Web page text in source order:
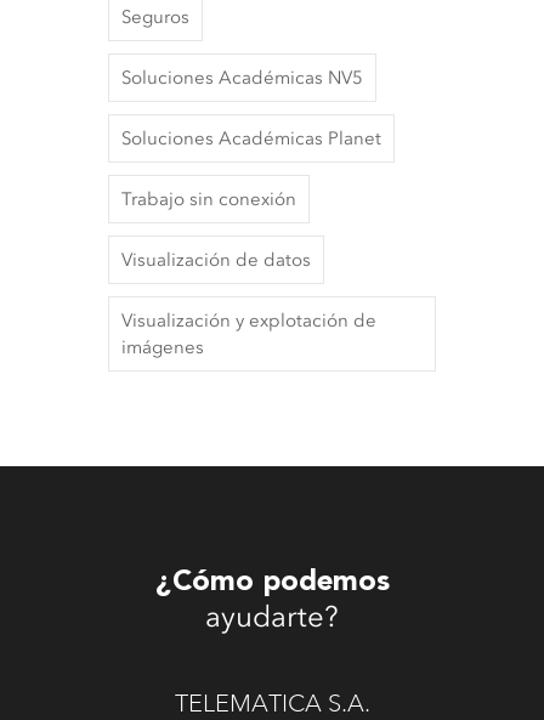
Seguros
Soluciones Académicas NV5
Soluciones Académicas Planet
Trabajo sin conexión
Visualización de datos
Visualización y explotación de
imágenes
¿Cómo podemos
ayudarte?
TELEMATICA S.A.